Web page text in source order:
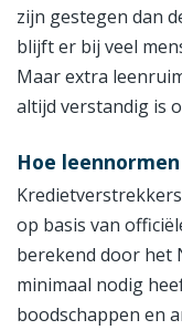
zijn gestegen dan
blijft er bij veel
Maar extra
altijd verstandig is
Hoe
op basis van
berekend door het
minimaal nodig
boodschappen en